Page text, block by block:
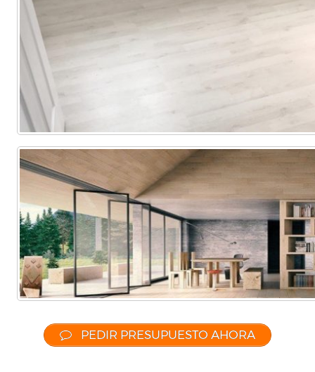
PEDIR PRESUPUESTO AHORA